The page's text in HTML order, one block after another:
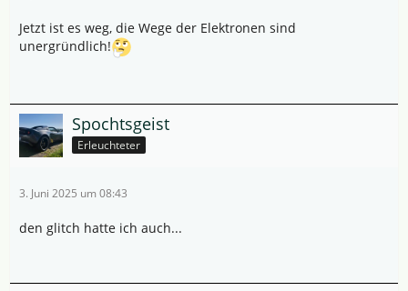
Jetzt ist es weg, die Wege der Elektronen sind
unergründlich!
Spochtsgeist
Erleuchteter
3. Juni 2025 um 08:43
den glitch hatte ich auch...